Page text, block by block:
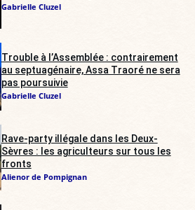
Gabrielle Cluzel
Trouble à l’Assemblée : contrairement
au septuagénaire, Assa Traoré ne sera
pas poursuivie
Gabrielle Cluzel
Rave-party illégale dans les Deux-
Sèvres : les agriculteurs sur tous les
fronts
Alienor de Pompignan